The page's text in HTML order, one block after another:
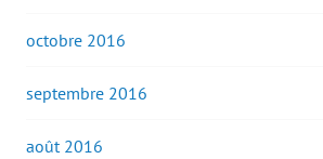
octobre 2016
septembre 2016
août 2016